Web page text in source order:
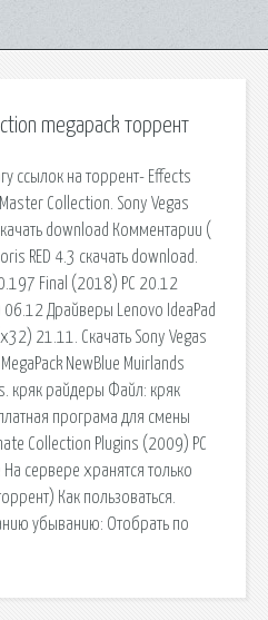
megapack торрент
ссылок на торрент- Effects
Collection. Sony Vegas
download Комментарии (
RED 4.3 скачать download.
Final (2018) PC 20.12
Драйверы Lenovo IdeaPad
21.11. Скачать Sony Vegas
NewBlue Muirlands
кряк райдеры Файл: кряк
програма для смены
Collection Plugins (2009) PC
сервере хранятся только
Как пользоваться.
убыванию: Отобрать по